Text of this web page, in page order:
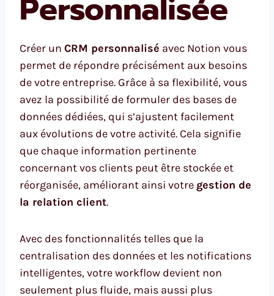
Créer un CRM personnalisé avec Notion vous
permet de répondre précisément aux besoins
de votre entreprise. Grâce à sa flexibilité, vous
avez la possibilité de formuler des bases de
données dédiées, qui s’ajustent facilement
aux évolutions de votre activité. Cela signifie
que chaque information pertinente
concernant vos clients peut être stockée et
réorganisée, améliorant ainsi votre gestion de
la relation client.
Avec des fonctionnalités telles que la
centralisation des données et les notifications
intelligentes, votre workflow devient non
seulement plus fluide, mais aussi plus